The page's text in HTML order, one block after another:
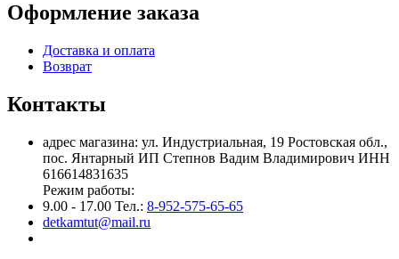
Оформление заказа
Доставка и оплата
Возврат
Контакты
адрес магазина: ул. Индустриальная, 19 Ростовская обл.,
пос. Янтарный ИП Степнов Вадим Владимирович ИНН
616614831635
Режим работы:
9.00 - 17.00 Тел.: 8-952-575-65-65
detkamtut@mail.ru